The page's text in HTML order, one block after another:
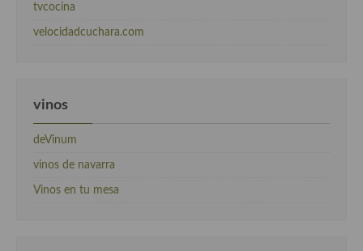
tvcocina
velocidadcuchara.com
vinos
deVinum
vinos de navarra
Vinos en tu mesa